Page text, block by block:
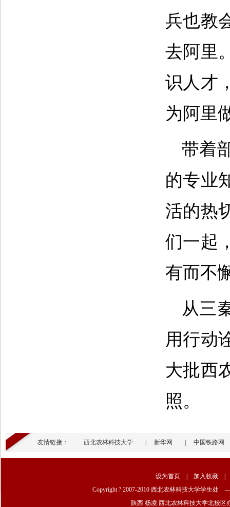
兵也教
去阿里
识人才
为阿里
带着
的专业
活的热
们一起
有而不
从三
用行动
大批西
照。
友情链接： 西北农林科技大学 新华网 中国铁路网
设为首页 加入收藏
Copyright ? 2007-2010 西北农林科技大学学
陕西.杨凌.西北农林科技大学北